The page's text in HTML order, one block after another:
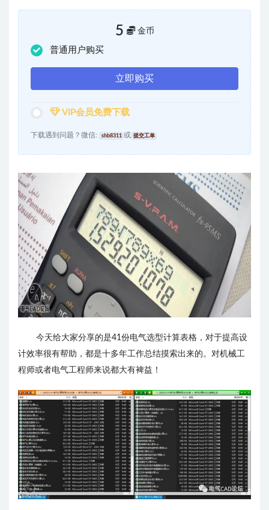
5 金币
普通用户购买
立即购买
VIP会员免费下载
下载遇到问题？微信: shb8311 或 提交工单
今天给大家分享的是41份电气选型计算表格， 对于提高设
计效率很有帮助 ，都是十多年工作总结摸索出来的。对机械工
程师或者电气工程师来说都大有裨益！